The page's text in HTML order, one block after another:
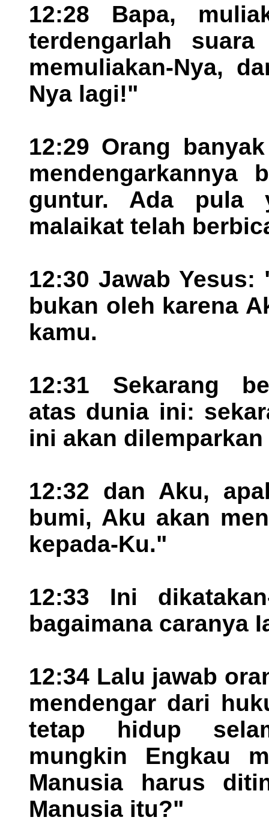
12:28 Bapa,
terdengarlah
memuliakan-Nya,
Nya lagi!"
12:29 Orang
mendengarkannya
guntur. Ada pula
malaikat telah
12:30 Jawab
bukan oleh karena
kamu.
12:31 Sekarang
atas dunia ini:
ini akan
12:32 dan Aku,
bumi, Aku akan
kepada-Ku."
12:33 Ini
bagaimana caranya
12:34 Lalu jawab
mendengar dari
tetap hidup
mungkin Engkau
Manusia harus
Manusia itu?"